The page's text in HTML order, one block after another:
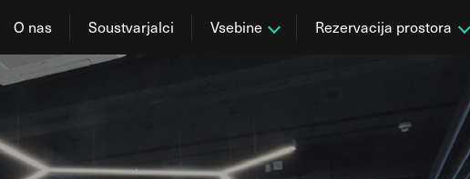
O nas Soustvarjalci Vsebine Rezervacija prostora